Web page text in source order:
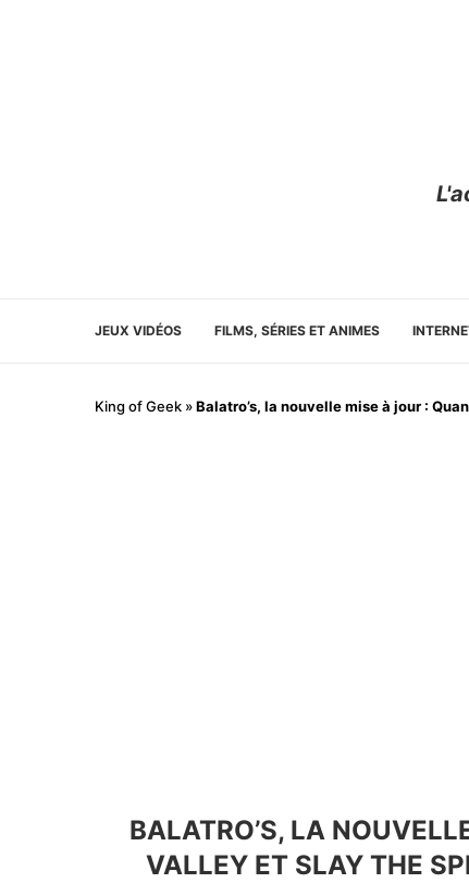
JEUX VIDÉOS FILMS, SÉRIES ET ANIMES
King of Geek »Balatro’s, la nouvelle mise à jour :
BALATRO’S, LA
VALLEY ET SLAY THE